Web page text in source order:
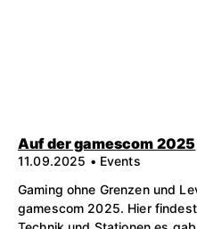
Auf der gamescom 2025
11.09.2025 • Events
Gaming ohne Grenzen und
gamescom 2025. Hier